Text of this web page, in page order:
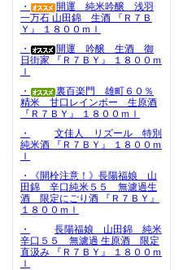
・
開運 純米吟醸 浅羽
一万石 山田錦 生酒 『Ｒ７Ｂ
Ｙ』 １８００ｍｌ
・
開運 吟醸 生酒 御
日街家 『Ｒ７ＢＹ』 １８００ｍ
ｌ
・
裏百楽門 雄町６０％
精米 甘口レインボー 生原酒
『Ｒ７ＢＹ』 １８００ｍｌ
・
文佳人 リズール 特別
純米酒 『Ｒ７ＢＹ』 １８００ｍ
ｌ
・《開栓注意！》長陽福娘 山
田錦 辛口純米５５ 無濾過生
酒 限定にごり酒 『Ｒ７ＢＹ』
１８００ｍｌ
・
長陽福娘 山田錦 純米
辛口５５ 無濾過 生原酒 限定
直汲み 『Ｒ７ＢＹ』 １８００ｍ
ｌ